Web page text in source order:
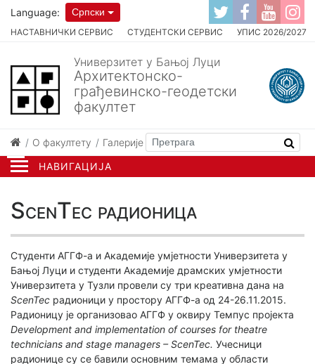
НАВИГАЦИЈА
НАСТАВНИЧКИ СЕРВИС СТУДЕНТСКИ СЕРВИС УПИС 2026/2027
Language: Српски
Универзитет у Бањој Луци
Архитектонско-
грађевинско-геодетски
факултет
О факултету Галерије ScenTec радионица
ScenTec радионица
Студенти АГГФ-а и Академије умјетности Универзитета у
Бањој Луци и студенти Академије драмских умјетности
Универзитета у Тузли провели су три креативна дана на
ScenTec радионици у простору АГГФ-а од 24-26.11.2015.
Радионицу је организовао АГГФ у оквиру Темпус пројекта
Development and implementation of courses for theatre
technicians and stage managers – ScenTec. Учесници
радионице су се бавили основним темама у области